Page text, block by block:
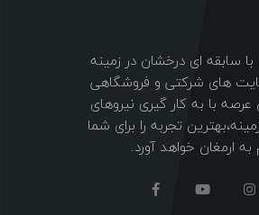
سابقه ای درخشان در زمینه
های شرکتی و فروشگاهی
با به کار گیری نیروهای
تجربه را برای شما
ارمغان خواهد آورد.